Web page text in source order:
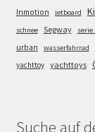
Inmotion jetboard
schnee Segway serie
urban wasserfahrrad
yachttoy yachttoys
Suche auf